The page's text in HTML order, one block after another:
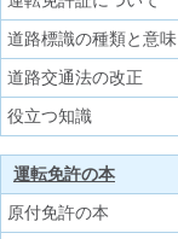
道路標識の種類と意味
道路交通法の改正
役立つ知識
運転免許の本
原付免許の本